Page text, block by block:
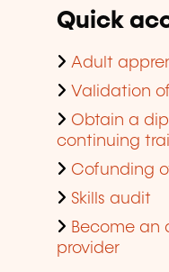
Quick
Adult
Validation
Obtain a
continuing
Cofunding
Skills audit
Become an
provider